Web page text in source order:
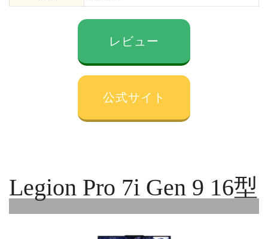
レビュー
公式サイト
Legion Pro 7i Gen 9 16型